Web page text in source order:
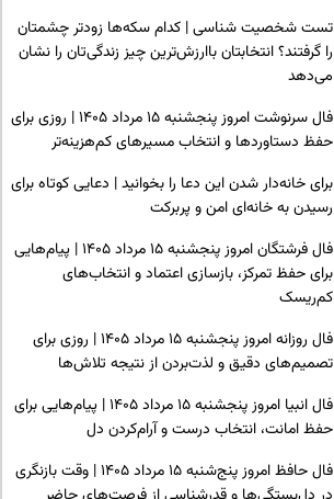
تست شخصیت شناسی | کدام سکه‌ها زودتر چشمتان
را گرفتند؟ انتخابتان باارزش‌ترین چیز زندگی‌تان را نشان
می‌دهد
فال سرنوشت امروز پنجشنبه ۱۵ مرداد ۱۴۰۵ | روزی برای
حفظ دستاوردها و انتخاب مسیرهای کم‌هزینه‌تر
برای خانه‌دار شدن این دعا را بخوانید | دعایی کوتاه برای
رسیدن به خانه‌ای امن و پربرکت
فال فرشتگان امروز پنجشنبه ۱۵ مرداد ۱۴۰۵ | پیام‌هایی
برای حفظ تمرکز، بازسازی اعتماد و انتخاب‌های
کم‌ریسک
فال روزانه امروز پنجشنبه ۱۵ مرداد ۱۴۰۵ | روزی برای
تصمیم‌های دقیق و لذت‌بردن از نتیجه تلاش‌ها
فال انبیا امروز پنجشنبه ۱۵ مرداد ۱۴۰۵ | پیام‌هایی برای
حفظ امانت، انتخاب درست و آرام‌کردن دل
فال حافظ امروز پنج‌شنبه ۱۵ مرداد ۱۴۰۵ | وقت بازنگری